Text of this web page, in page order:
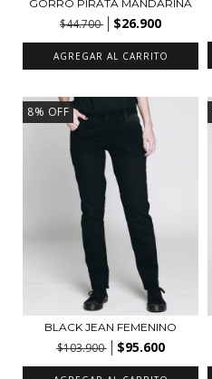
GORRO PIRATA MANDARINA
$44.700 $26.900
AGREGAR AL CARRITO
8% OFF
BLACK JEAN FEMENINO
$103.900 $95.600